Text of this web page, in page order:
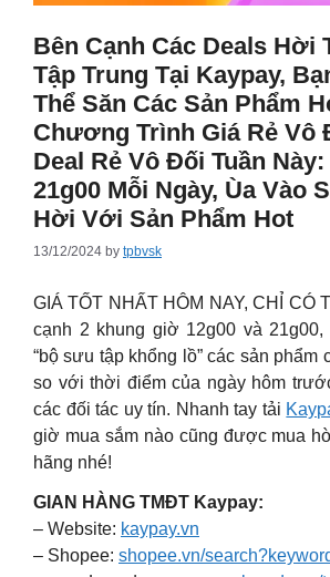
Bên Cạnh Các Deals Hời
Tập Trung Tại Kaypay,
Thể Săn Các Sản Phẩm
Chương Trình Giá Rẻ Vô
Deal Rẻ Vô Đối Tuần
21g00 Mỗi Ngày, Ùa Vào
Hời Với Sản Phẩm Hot
13/12/2024 by tpbvsk
GIÁ TỐT NHẤT HÔM NAY, CHỈ CÓ
cạnh 2 khung giờ 12g00 và 21g00,
“bộ sưu tập khổng lồ” các sản phẩm
so với thời điểm của ngày hôm
các đối tác uy tín. Nhanh tay tải
giờ mua sắm nào cũng được mua
hãng nhé!
GIAN HÀNG TMĐT Kaypay:
– Website: kaypay.vn
– Shopee: shopee.vn/